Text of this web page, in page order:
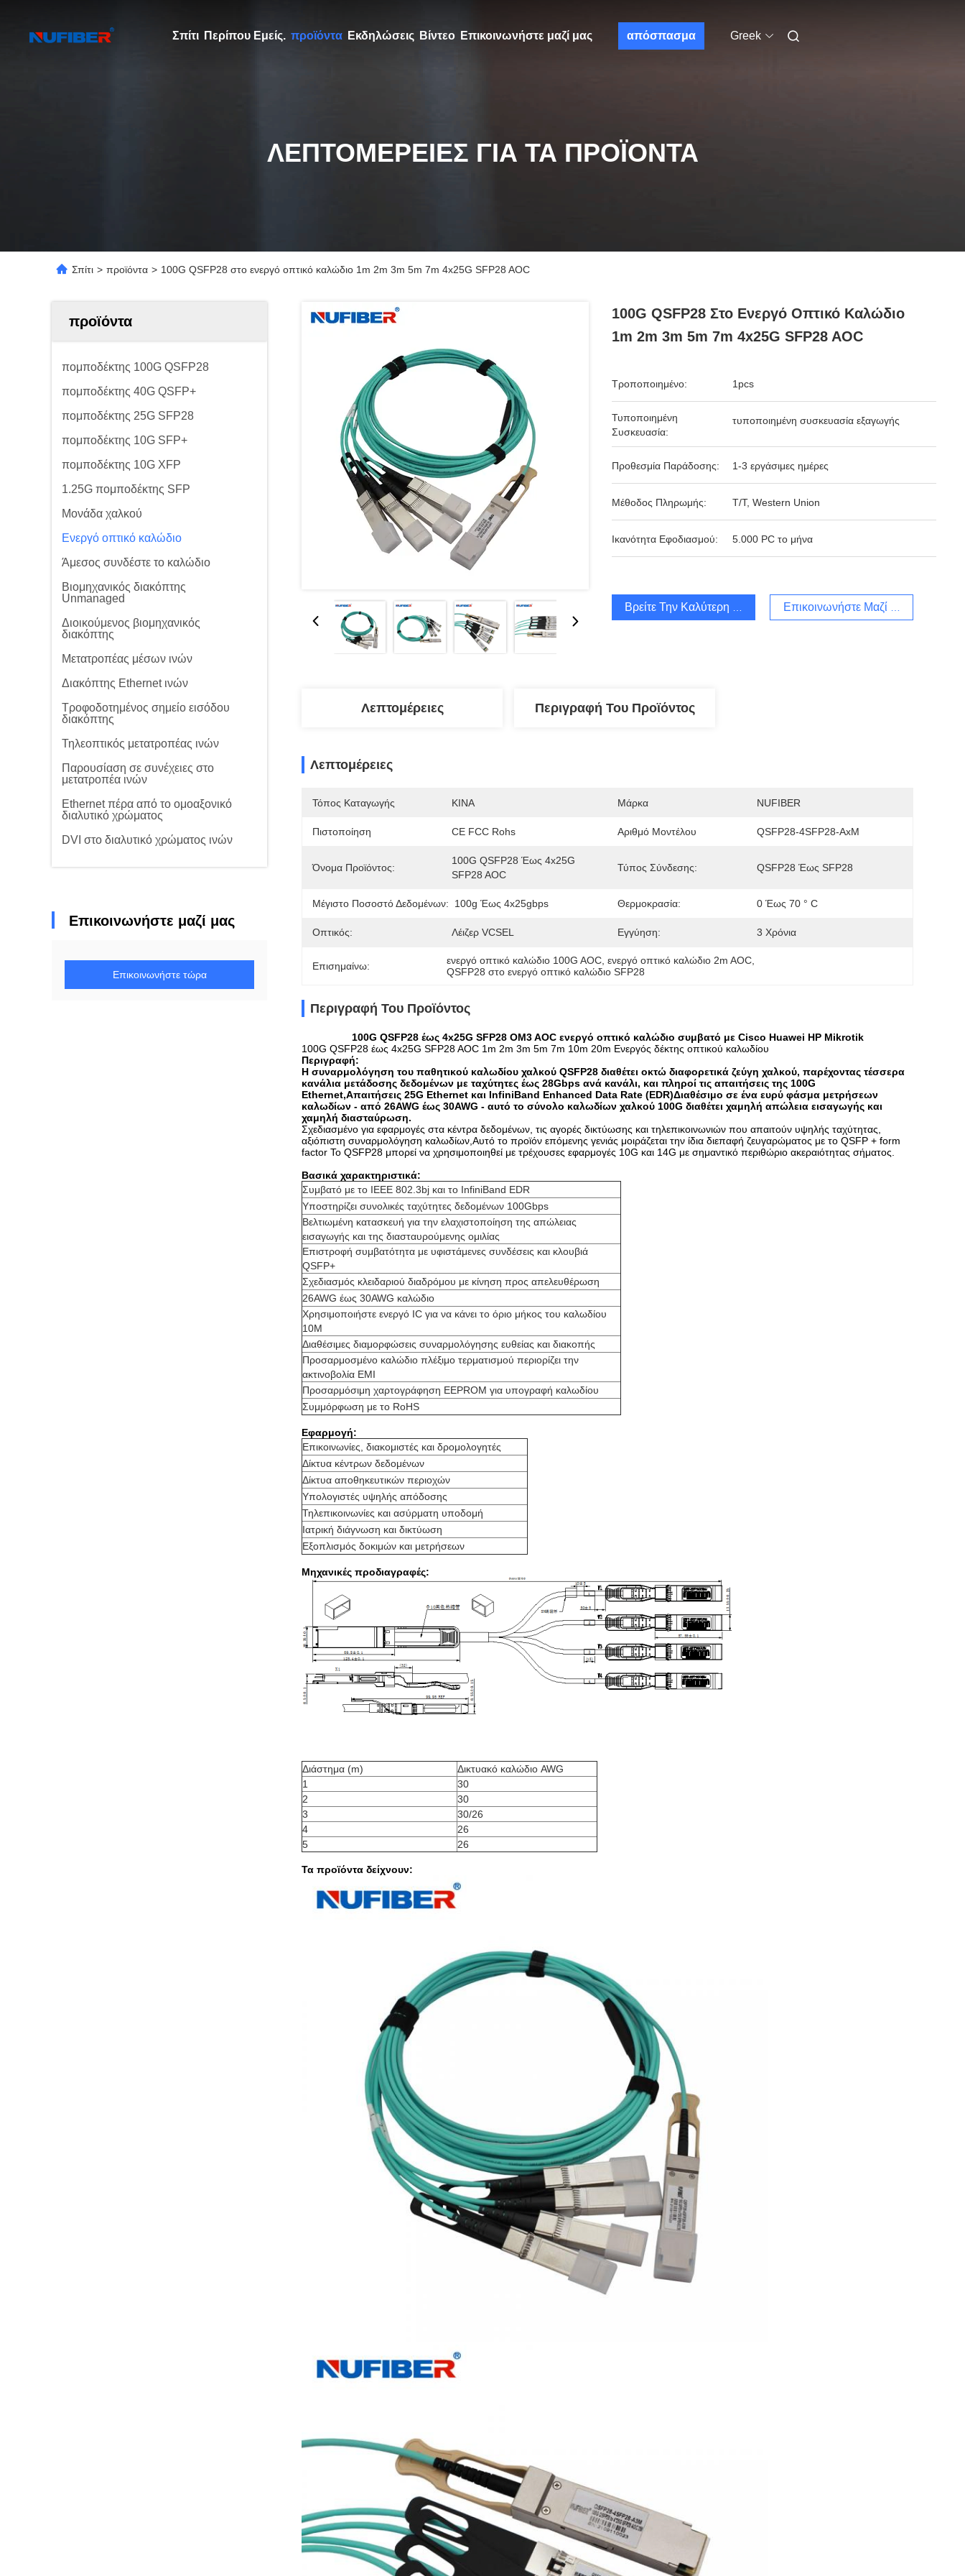
Σπίτι Περίπου Εμείς. προϊόντα Εκδηλώσεις Βίντεο Επικοινωνήστε μαζί μας απόσπασμα Greek
ΛΕΠΤΟΜΈΡΕΙΕΣ ΓΙΑ ΤΑ ΠΡΟΪΌΝΤΑ
Σπίτι > προϊόντα > 100G QSFP28 στο ενεργό οπτικό καλώδιο 1m 2m 3m 5m 7m 4x25G SFP28 AOC
προϊόντα
πομποδέκτης 100G QSFP28
πομποδέκτης 40G QSFP+
πομποδέκτης 25G SFP28
πομποδέκτης 10G SFP+
πομποδέκτης 10G XFP
1.25G πομποδέκτης SFP
Μονάδα χαλκού
Ενεργό οπτικό καλώδιο
Άμεσος συνδέστε το καλώδιο
Βιομηχανικός διακόπτης
Unmanaged
Διοικούμενος βιομηχανικός
διακόπτης
Μετατροπέας μέσων ινών
Διακόπτης Ethernet ινών
Τροφοδοτημένος σημείο εισόδου
διακόπτης
Τηλεοπτικός μετατροπέας ινών
Παρουσίαση σε συνέχειες στο
μετατροπέα ινών
Ethernet πέρα από το ομοαξονικό
διαλυτικό χρώματος
DVI στο διαλυτικό χρώματος ινών
Επικοινωνήστε μαζί μας
Επικοινωνήστε τώρα
100G QSFP28 Στο Ενεργό Οπτικό Καλώδιο
1m 2m 3m 5m 7m 4x25G SFP28 AOC
Τροποποιημένο: 1pcs
Τυποποιημένη
Συσκευασία:
τυποποιημένη συσκευασία εξαγωγής
Προθεσμία Παράδοσης: 1-3 εργάσιμες ημέρες
Μέθοδος Πληρωμής: T/T, Western Union
Ικανότητα Εφοδιασμού: 5.000 PC το μήνα
Βρείτε Την Καλύτερη Τιμή Επικοινωνήστε Μαζί Μας
Λεπτομέρειες Περιγραφή Του Προϊόντος
Λεπτομέρειες
Τόπος Καταγωγής ΚΙΝΑ Μάρκα NUFIBER
Πιστοποίηση CE FCC Rohs Αριθμό Μοντέλου QSFP28-4SFP28-AxM
Όνομα Προϊόντος:
100G QSFP28 Έως 4x25G
SFP28 AOC
Τύπος Σύνδεσης: QSFP28 Έως SFP28
Μέγιστο Ποσοστό Δεδομένων: 100g Έως 4x25gbps Θερμοκρασία: 0 Έως 70 ° C
Οπτικός: Λέιζερ VCSEL Εγγύηση: 3 Χρόνια
Επισημαίνω: ενεργό οπτικό καλώδιο 100G AOC , ενεργό οπτικό καλώδιο 2m AOC
QSFP28 στο ενεργό οπτικό καλώδιο SFP28
Περιγραφή Του Προϊόντος
100G QSFP28 έως 4x25G SFP28 OM3 AOC ενεργό οπτικό καλώδιο συμβατό με Cisco Huawei HP Mikrotik
100G QSFP28 έως 4x25G SFP28 AOC 1m 2m 3m 5m 7m 10m 20m Ενεργός δέκτης οπτικού καλωδίου
Περιγραφή:
Η συναρμολόγηση του παθητικού καλωδίου χαλκού QSFP28 διαθέτει οκτώ διαφορετικά ζεύγη χαλκού, παρέχοντας τέσσερα
κανάλια μετάδοσης δεδομένων με ταχύτητες έως 28Gbps ανά κανάλι, και πληροί τις απαιτήσεις της 100G
Ethernet,Απαιτήσεις 25G Ethernet και InfiniBand Enhanced Data Rate (EDR)Διαθέσιμο σε ένα ευρύ φάσμα μετρήσεων
καλωδίων - από 26AWG έως 30AWG - αυτό το σύνολο καλωδίων χαλκού 100G διαθέτει χαμηλή απώλεια εισαγωγής και
χαμηλή διασταύρωση.
Σχεδιασμένο για εφαρμογές στα κέντρα δεδομένων, τις αγορές δικτύωσης και τηλεπικοινωνιών που απαιτούν υψηλής ταχύτητας,
αξιόπιστη συναρμολόγηση καλωδίων,Αυτό το προϊόν επόμενης γενιάς μοιράζεται την ίδια διεπαφή ζευγαρώματος με το QSFP + form
factor Το QSFP28 μπορεί να χρησιμοποιηθεί με τρέχουσες εφαρμογές 10G και 14G με σημαντικό περιθώριο ακεραιότητας σήματος.
Βασικά χαρακτηριστικά:
Συμβατό με το IEEE 802.3bj και το InfiniBand EDR
Υποστηρίζει συνολικές ταχύτητες δεδομένων 100Gbps
Βελτιωμένη κατασκευή για την ελαχιστοποίηση της απώλειας
εισαγωγής και της διασταυρούμενης ομιλίας
Επιστροφή συμβατότητα με υφιστάμενες συνδέσεις και κλουβιά
QSFP+
Σχεδιασμός κλειδαριού διαδρόμου με κίνηση προς απελευθέρωση
26AWG έως 30AWG καλώδιο
Χρησιμοποιήστε ενεργό IC για να κάνει το όριο μήκος του καλωδίου
10M
Διαθέσιμες διαμορφώσεις συναρμολόγησης ευθείας και διακοπής
Προσαρμοσμένο καλώδιο πλέξιμο τερματισμού περιορίζει την
ακτινοβολία EMI
Προσαρμόσιμη χαρτογράφηση EEPROM για υπογραφή καλωδίου
Συμμόρφωση με το RoHS
Εφαρμογή:
Επικοινωνίες, διακομιστές και δρομολογητές
Δίκτυα κέντρων δεδομένων
Δίκτυα αποθηκευτικών περιοχών
Υπολογιστές υψηλής απόδοσης
Τηλεπικοινωνίες και ασύρματη υποδομή
Ιατρική διάγνωση και δικτύωση
Εξοπλισμός δοκιμών και μετρήσεων
Μηχανικές προδιαγραφές:
Διάστημα (m)
Δικτυακό καλώδιο AWG
1
30
2
30
3
30/26
4
26
5
26
Τα προϊόντα δείχνουν: